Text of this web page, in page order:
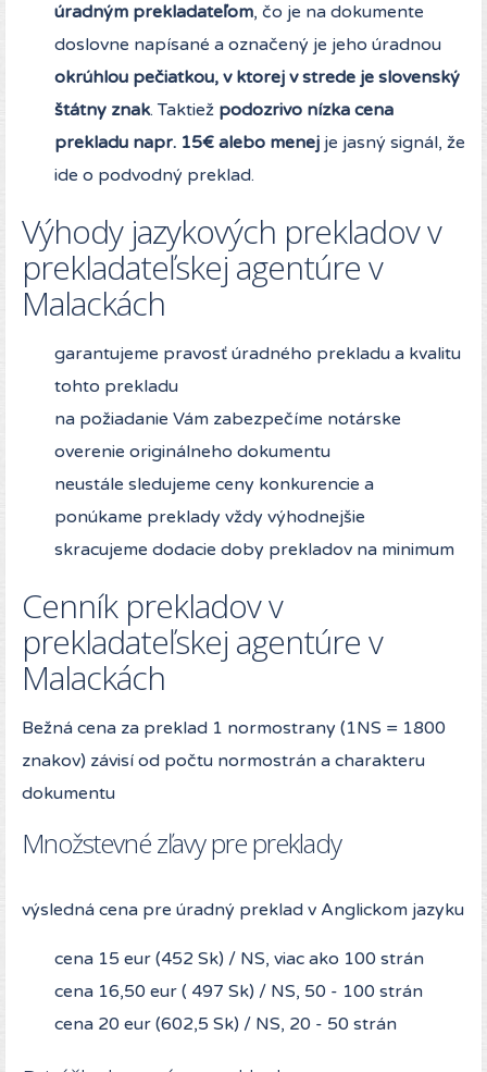
úradným prekladateľom, čo je na dokumente
doslovne napísané a označený je jeho úradnou
okrúhlou pečiatkou, v ktorej v strede je slovenský
štátny znak. Taktiež podozrivo nízka cena
prekladu napr. 15€ alebo menej je jasný signál, že
ide o podvodný preklad.
Výhody jazykových prekladov v
prekladateľskej agentúre v
Malackách
garantujeme pravosť úradného prekladu a kvalitu
tohto prekladu
na požiadanie Vám zabezpečíme notárske
overenie originálneho dokumentu
neustále sledujeme ceny konkurencie a
ponúkame preklady vždy výhodnejšie
skracujeme dodacie doby prekladov na minimum
Cenník prekladov v
prekladateľskej agentúre v
Malackách
Bežná cena za preklad 1 normostrany (1NS = 1800
znakov) závisí od počtu normostrán a charakteru
dokumentu
Množstevné zľavy pre preklady
výsledná cena pre úradný preklad v Anglickom jazyku
cena 15 eur (452 Sk) / NS, viac ako 100 strán
cena 16,50 eur ( 497 Sk) / NS, 50 - 100 strán
cena 20 eur (602,5 Sk) / NS, 20 - 50 strán